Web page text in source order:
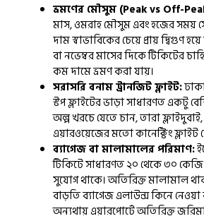
ভ্রমণের মৌসুম (Peak vs Off-
মাস, ওমরাহ মৌসুম এবং হজের সময়
দাম স্বাভাবিকের চেয়ে প্রায় দ্বিগুণ
বা নভেম্বর মাসের দিকে টিকিটের
কম দামে ভ্রমণ করা যায়।
সরাসরি বনাম ট্রানজিট ফ্লাইট:
স্টপ ফ্লাইটের ভাড়া সাধারণত একটু
অল্প খরচে যেতে চান, তারা
এয়ারওয়েজের মতো কানেক্টিং ফ্লাইট
ব্যাগেজ বা মালামালের পরিমাণ:
টিকিটে সাধারণত ২০ থেকে ৩০ কেজি
সুযোগ থাকে। অতিরিক্ত মালামাল
বাড়তি ব্যাগেজ এলাউন্স কিনে নেওয়া
অন্যথায় এয়ারপোর্টে অতিরিক্ত